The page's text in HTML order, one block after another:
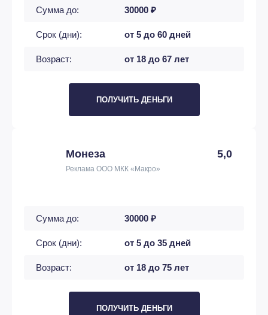
Сумма до: 30000 ₽
Срок (дни): от 5 до 60 дней
Возраст: от 18 до 67 лет
ПОЛУЧИТЬ ДЕНЬГИ
Монеза 5,0
Реклама ООО МКК «Макро»
Сумма до: 30000 ₽
Срок (дни): от 5 до 35 дней
Возраст: от 18 до 75 лет
ПОЛУЧИТЬ ДЕНЬГИ